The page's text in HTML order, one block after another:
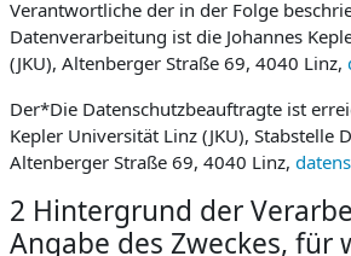
Verantwortliche der in der Folge
Datenverarbeitung ist die Johannes
(JKU), Altenberger Straße 69, 4040 Linz,
Der*Die Datenschutzbeauftragte ist
Kepler Universität Linz (JKU), Stabstelle
Altenberger Straße 69, 4040 Linz,
2 Hintergrund der
Angabe des Zweckes, für